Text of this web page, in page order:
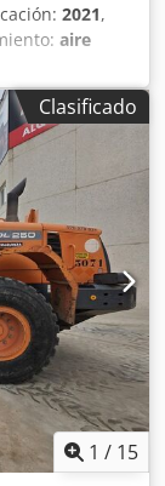
2021,
aire
de oruga:
de
Casarrubios
es la primera
V que
de
por
Alcance
Profundidad
arranque: 24
del eje:
Clasificado
1 / 15